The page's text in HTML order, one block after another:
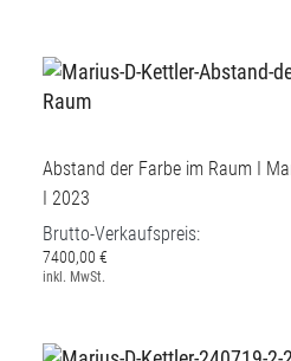
Abstand der Farbe im Raum I
I 2023
Brutto-Verkaufspreis:
7400,00 €
inkl. MwSt.